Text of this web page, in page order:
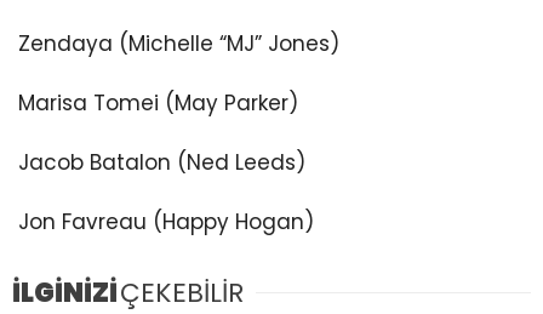
Zendaya (Michelle “MJ” Jones)
Marisa Tomei (May Parker)
Jacob Batalon (Ned Leeds)
Jon Favreau (Happy Hogan)
İLGİNİZİÇEKEBİLİR